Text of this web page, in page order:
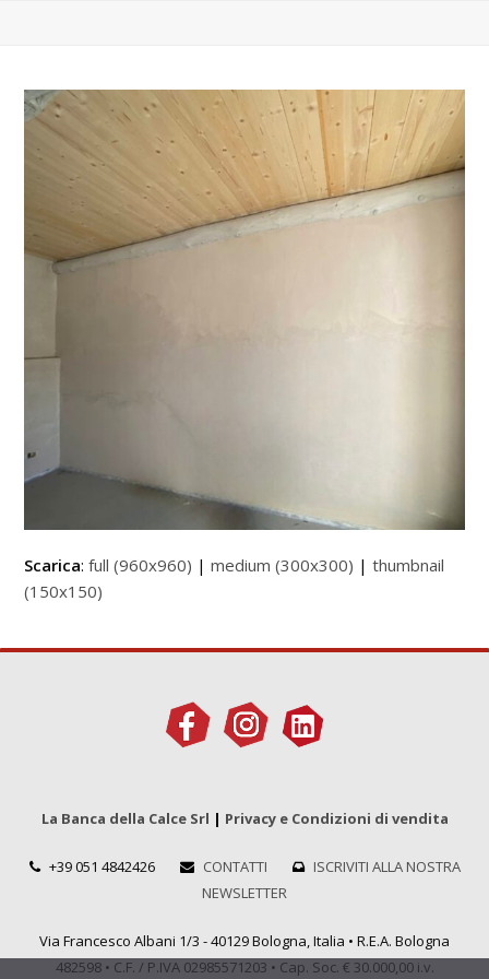
Scarica:full (960x960) |medium (300x300) |thumbnail
(150x150)
La Banca della Calce Srl | Privacy e Condizioni di vendita
+39 051 4842426 CONTATTI
ISCRIVITI ALLA NOSTRA
NEWSLETTER
Via Francesco Albani 1/3 - 40129 Bologna, Italia • R.E.A. Bologna
482598 • C.F. / P.IVA 02985571203 • Cap. Soc. € 30.000,00 i.v.